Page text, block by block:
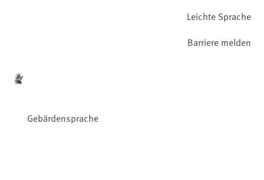
Leichte Sprache
Gebärdensprache
Barriere melden